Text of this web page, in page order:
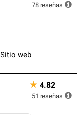
Sitio web
78 reseñas
★ 4.82
51 reseñas